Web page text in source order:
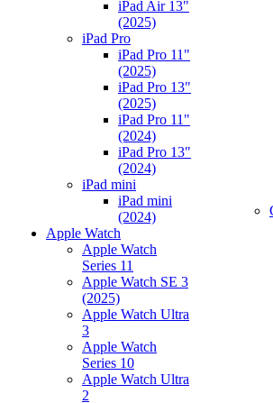
iPad Air 13"
(2025)
iPad Pro
iPad Pro 11"
(2025)
iPad Pro 13"
(2025)
iPad Pro 11"
(2024)
iPad Pro 13"
(2024)
iPad mini
iPad mini
(2024)
Apple Watch
Apple Watch
Series 11
Apple Watch SE 3
(2025)
Apple Watch Ultra
3
Apple Watch
Series 10
Apple Watch Ultra
2